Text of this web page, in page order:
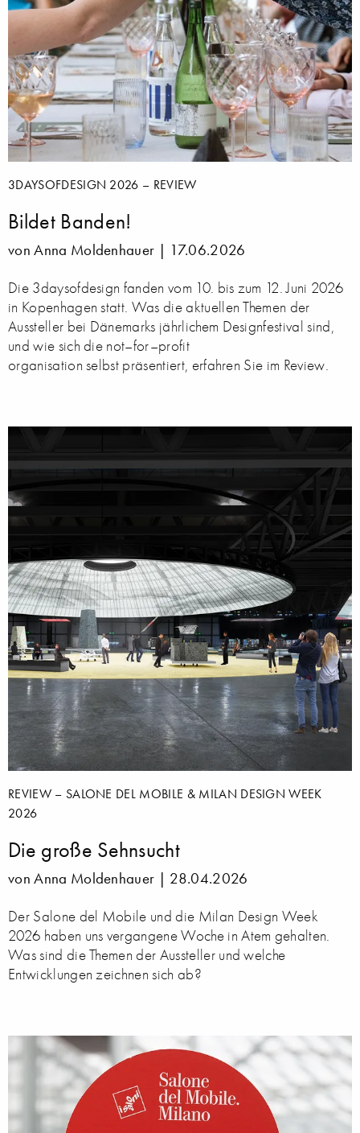
3DAYSOFDESIGN 2026 – REVIEW
Bildet Banden!
von Anna Moldenhauer | 17.06.2026
Die 3daysofdesign fanden vom 10. bis zum 12. Juni 2026
in Kopenhagen statt. Was die aktuellen Themen der
Aussteller bei Dänemarks jährlichem Designfestival sind,
und wie sich die not–for–profit
organisation selbst präsentiert, erfahren Sie im Review.
REVIEW – SALONE DEL MOBILE & MILAN DESIGN WEEK
2026
Die große Sehnsucht
von Anna Moldenhauer | 28.04.2026
Der Salone del Mobile und die Milan Design Week
2026 haben uns vergangene Woche in Atem gehalten.
Was sind die Themen der Aussteller und welche
Entwicklungen zeichnen sich ab?